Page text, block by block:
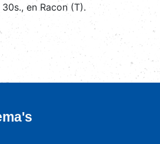
en Racon (T).